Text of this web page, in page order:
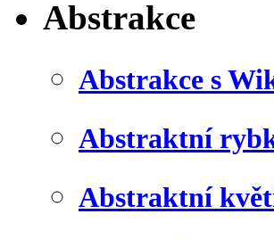
Abstrakce
Abstrakce s
Abstraktní
Abstraktní